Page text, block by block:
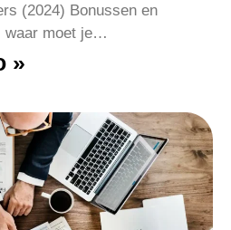
(2024) Bonussen en
waar moet je…
»